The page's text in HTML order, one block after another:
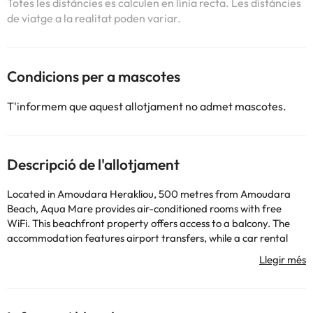
Totes les distàncies es calculen en línia recta. Les distàncies
de viatge a la realitat poden variar.
Condicions per a mascotes
T'informem que aquest allotjament no admet mascotes.
Descripció de l'allotjament
Located in Amoudara Herakliou, 500 metres from Amoudara
Beach, Aqua Mare provides air-conditioned rooms with free
WiFi. This beachfront property offers access to a balcony. The
accommodation features airport transfers, while a car rental
offering sea views, a flat-screen TV, a dining area, a well-fitted